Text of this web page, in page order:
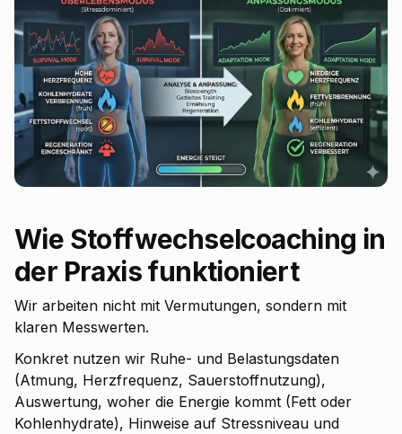
Wie Stoffwechselcoaching in
der Praxis funktioniert
Wir arbeiten nicht mit Vermutungen, sondern mit
klaren Messwerten.
Konkret nutzen wir Ruhe- und Belastungsdaten
(Atmung, Herzfrequenz, Sauerstoffnutzung),
Auswertung, woher die Energie kommt (Fett oder
Kohlenhydrate), Hinweise auf Stressniveau und